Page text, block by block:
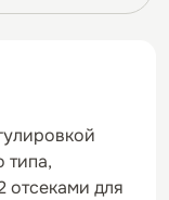
типа,
отсеками для